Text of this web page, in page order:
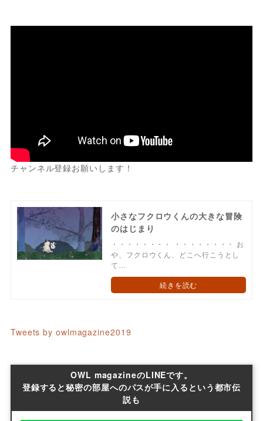
チャンネル登録お願いします！
小さなフクロウくんの大きな冒険
のはじまり
・・・・・・・・ ・・・・・・・・ お
や、フクロウくん、どこへ行こうとし
て…
続きを読む
Tweets by owlmagazine2019
OWL magazineのLINEです。
登録すると秘密の部屋へのパスが手に入るという都市伝
説も